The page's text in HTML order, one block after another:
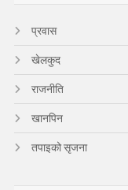
प्रवास
खेलकुद
राजनीति
खानपिन
तपाइको सृजना